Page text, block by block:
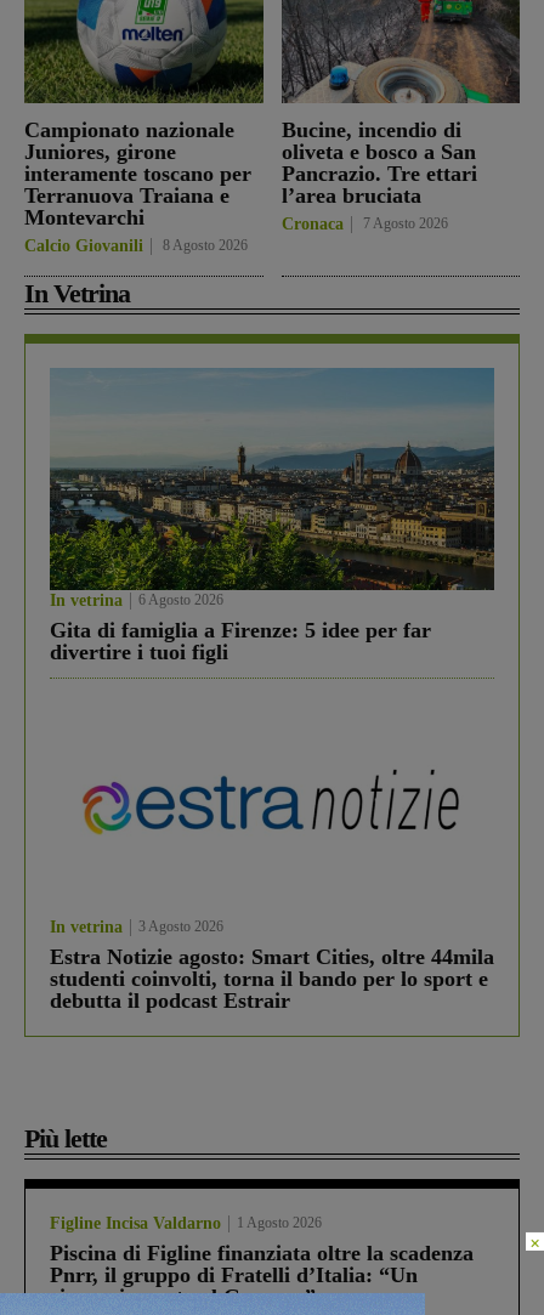
Campionato nazionale
Juniores, girone
interamente toscano per
Terranuova Traiana e
Montevarchi
Calcio Giovanili 8 Agosto 2026
Bucine, incendio di
oliveta e bosco a San
Pancrazio. Tre ettari
l’area bruciata
Cronaca 7 Agosto 2026
In Vetrina
In vetrina 6 Agosto 2026
Gita di famiglia a Firenze: 5 idee per far
divertire i tuoi figli
In vetrina 3 Agosto 2026
Estra Notizie agosto: Smart Cities, oltre 44mila
studenti coinvolti, torna il bando per lo sport e
debutta il podcast Estrair
Più lette
Figline Incisa Valdarno 1 Agosto 2026
Piscina di Figline finanziata oltre la scadenza
Pnrr, il gruppo di Fratelli d’Italia: “Un
ringraziamento al Governo”
×